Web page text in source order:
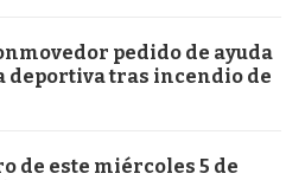
pedido de ayuda
deportiva tras incendio de
de este miércoles 5 de